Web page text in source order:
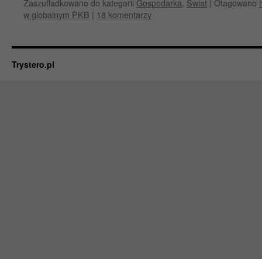
Zaszufladkowano do kategorii Gospodarka Świat Otagowano
w globalnym PKB | 18 komentarzy
Trystero.pl